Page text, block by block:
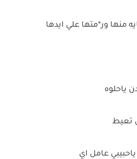
منها ور*متها علي ايدها
ياحلوه
تعيط
عامل اي